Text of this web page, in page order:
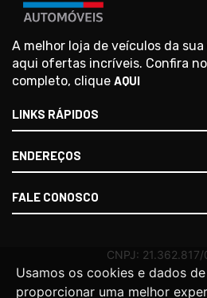
Usamos os cookies e dados
proporcionar uma melhor
A melhor loja de veículos da
aqui ofertas incríveis. Confira
completo, clique AQUI
LINKS RÁPIDOS
ENDEREÇOS
FALE CONOSCO